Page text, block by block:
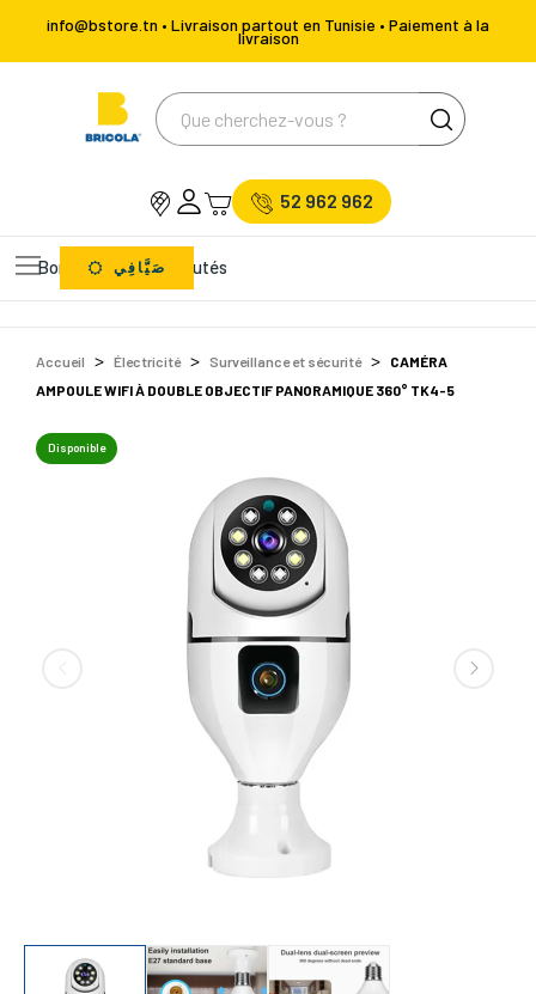
info@bstore.tn • Livraison partout en Tunisie • Paiement à la
livraison
52 962 962
Bons Plans Nouveautés
صَيَّافِي
Accueil Électricité Surveillance et sécurité
CAMÉRA
AMPOULE WIFI À DOUBLE OBJECTIF PANORAMIQUE 360° TK4-5
Disponible